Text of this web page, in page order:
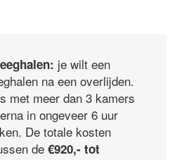
je wilt een
na een overlijden.
met meer dan 3 kamers
in ongeveer 6 uur
De totale kosten
de €920,- tot